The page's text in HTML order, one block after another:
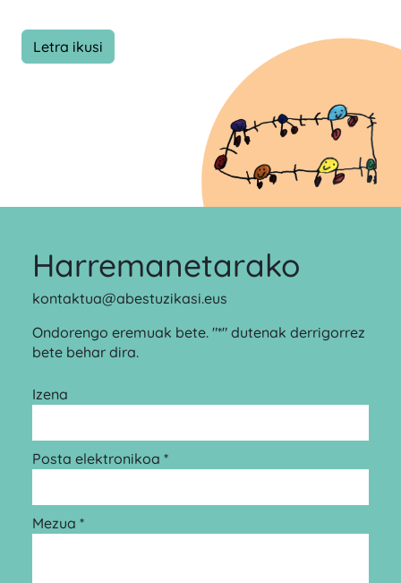
Letra ikusi
Harremanetarako
kontaktua@abestuzikasi.eus
Ondorengo eremuak bete. "*" dutenak derrigorrez
bete behar dira.
Izena
Posta elektronikoa *
Mezua *